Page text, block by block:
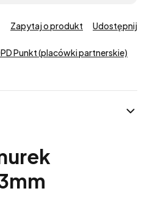
Zapytaj o produkt Udostępnij
Punkt (placówki partnerskie)